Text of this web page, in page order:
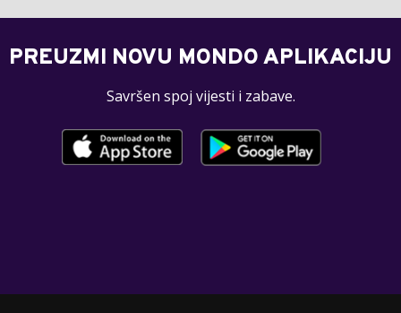
PREUZMI NOVU MONDO APLIKACIJU
Savršen spoj vijesti i zabave.